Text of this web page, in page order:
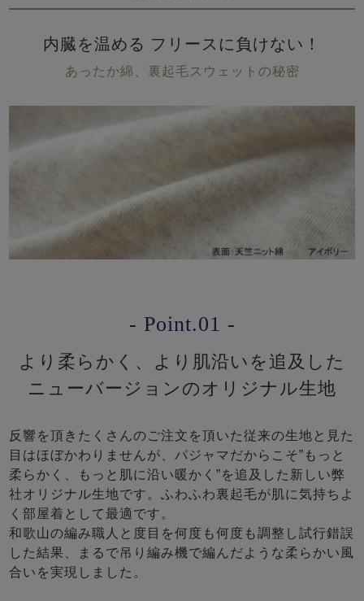
内臓を温める フリースに負けない！
あったか綿、裏起毛スウェットの秘密
- Point.01 -
より柔らかく、より肌沿いを追及した
ニューバージョンのオリジナル生地
反響を頂きたくさんのご注文を頂いた従来の生地と見た
目はほぼかわりませんが、パジャマだからこそ”もっと
柔らかく、もっと肌に沿い暖かく”を追及した新しい弊
社オリジナル生地です。ふわふわ裏起毛が肌に気持ちよ
く部屋着として最適です。
和歌山の編み職人と度目を何度も何度も調整し試行錯誤
した結果、まるで吊り編み機で編んだような柔らかい風
合いを実現しました。